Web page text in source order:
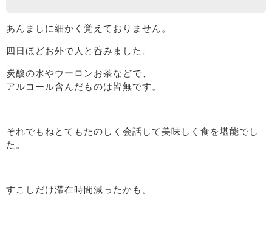
あんましに細かく覚えておりません。
四日ほどお外で人と呑みました。
炭酸の水やウーロンお茶などで、
アルコール含んだものは皆無です。
それでもねとてもたのしく会話して美味しく食を堪能でし
た。
すこしだけ滞在時間減ったかも。